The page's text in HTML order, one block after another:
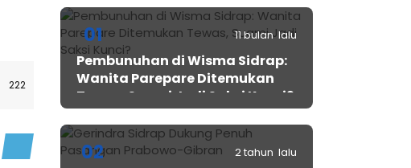
222
01 11 bulan lalu
Pembunuhan di Wisma Sidrap:
Wanita Parepare Ditemukan
Tewas, Suami Jadi Saksi Kunci?
02 2 tahun lalu